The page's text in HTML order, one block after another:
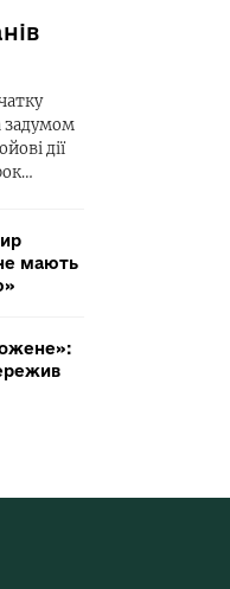
задумом
дії
мають